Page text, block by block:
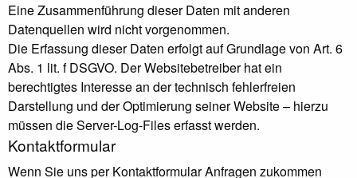
Eine Zusammenführung dieser Daten mit anderen
Datenquellen wird nicht vorgenommen.
Die Erfassung dieser Daten erfolgt auf Grundlage von Art. 6
Abs. 1 lit. f DSGVO. Der Websitebetreiber hat ein
berechtigtes Interesse an der technisch fehlerfreien
Darstellung und der Optimierung seiner Website – hierzu
müssen die Server-Log-Files erfasst werden.
Kontaktformular
Wenn Sie uns per Kontaktformular Anfragen zukommen